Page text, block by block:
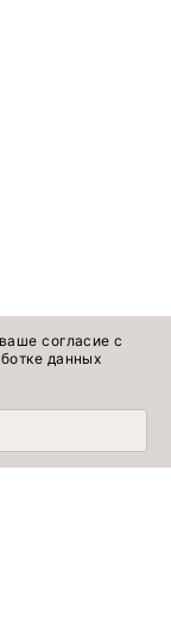
согласие с
данных